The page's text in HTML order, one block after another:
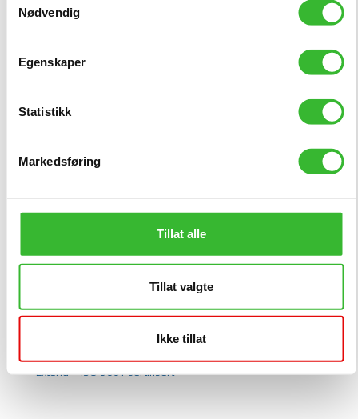
Nødvendig
Egenskaper
Statistikk
Markedsføring
Tillat alle
Tillat valgte
Ikke tillat
EQS malpakker
EQS Varslingsdatabase
Extend – ISO 9001 sertifisert